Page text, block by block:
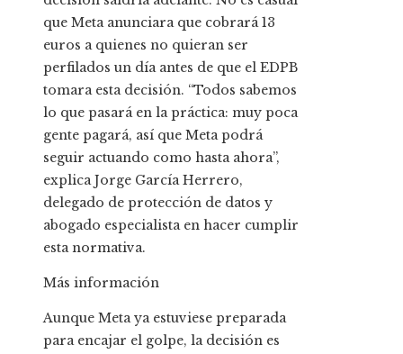
que Meta anunciara que cobrará 13
euros a quienes no quieran ser
perfilados un día antes de que el EDPB
tomara esta decisión. “Todos sabemos
lo que pasará en la práctica: muy poca
gente pagará, así que Meta podrá
seguir actuando como hasta ahora”,
explica Jorge García Herrero,
delegado de protección de datos y
abogado especialista en hacer cumplir
esta normativa.
Más información
Aunque Meta ya estuviese preparada
para encajar el golpe, la decisión es